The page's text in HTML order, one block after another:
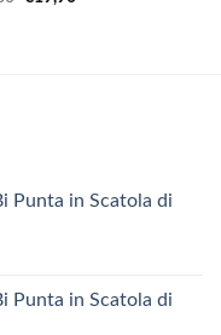
Punta in Scatola di
Punta in Scatola di